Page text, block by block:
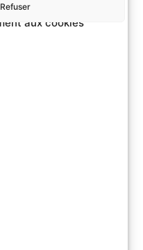
aux cookies
Refuser
Effet anti-
recouvert avec
Facilité de
les
d'application et
Règlement
CE selon
de Performance
finitions en
les surfaces
et de béton Anti-
de sol industriels
industrielles et
reprises de